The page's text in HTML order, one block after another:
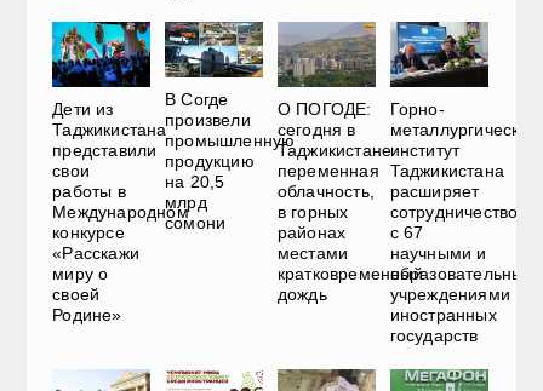
Дети из
Таджикистана
представили
свои
работы в
Международном
конкурсе
«Расскажи
миру о
своей
Родине»
В Согде
произвели
промышленную
продукцию
на 20,5
млрд
сомони
О ПОГОДЕ:
сегодня в
Таджикистане
переменная
облачность,
в горных
районах
местами
кратковременный
дождь
Горно-
металлургический
институт
Таджикистана
расширяет
сотрудничество
с 67
научными и
учреждениями
иностранных
государств